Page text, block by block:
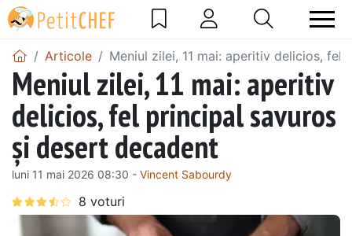
Articole Meniul zilei, 11 mai: aperitiv delicios,
Meniul zilei, 11 mai: aperitiv
delicios, fel principal savuros
și desert decadent
luni 11 mai 2026 08:30 - Vincent Sabourdy